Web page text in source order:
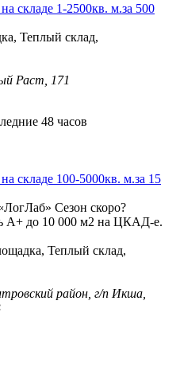
складе 1-2500кв. м.за 500
Теплый склад,
Раст, 171
48 часов
складе 100-5000кв. м.за 15
Сезон скоро?
А+ до 10 000 м2 на ЦКАД-е.
Теплый склад,
район, г/п Икша,